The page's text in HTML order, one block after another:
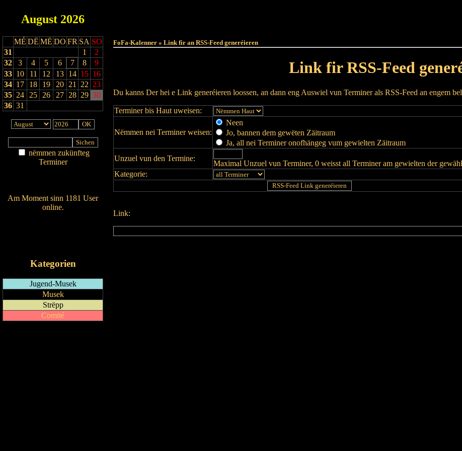
August 2026
MÉ DË MË DO FR SA SO
31
1
2
32
3 4 5 6 7 8
9
33 10 11 12 13 14 15 16
34 17 18 19 20 21 22 23
35 24 25 26 27 28 29 30
36 31
nëmmen zukünfteg
Terminer
Am Moment sinn 1181 User
online.
Kategorien
Jugend-Musek
Musek
Strëpp
Comité
FoFa-Kalenner » Link fir an RSS-Feed generéieren
Link fir RSS-Feed
Du kanns Der hei e Link generéieren loossen, an dann eng Auswiel vun Terminer als RSS-Feed an engem
Terminer bis Haut uweisen:
Nëmmen nei Terminer weisen:
Neen
Jo, bannen dem gewëten Zäitraum
Ja, all nei Terminer onofhängeg vum gewielten Zäitraum
Unzuel vun den Termine:
Maximal Unzuel vun Terminer, 0 weisst all Terminer am gewielten der
Kategorie:
Link: